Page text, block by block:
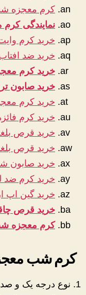
کرم معجزه
نمایندگی
خرید کرم
خرید ضد
خرید کرم
خرید صابون
خرید کرم
خرید کرم
خرید قرص
خرید قرص
خرید صابون
خرید کرم ضد
خرید گین اپ
خرید قرص
کرم معجزه
کرم شب
نوع درجه یک و